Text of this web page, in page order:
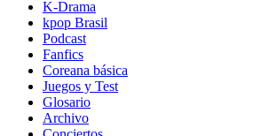
K-Drama
kpop Brasil
Podcast
Fanfics
Coreana básica
Juegos y Test
Glosario
Archivo